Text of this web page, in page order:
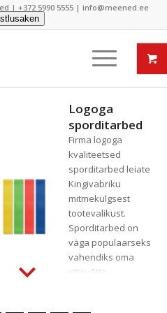
| +372 5990 5555 | info@meened.ee
Logoga
sporditarbed
Firma logoga
kvaliteetsed
sporditarbed leiate
Kingivabriku
mitmekülgsest
tootevalikust.
Sporditarbed on
väga populaarseks
vahendiks oma
ettevõtte